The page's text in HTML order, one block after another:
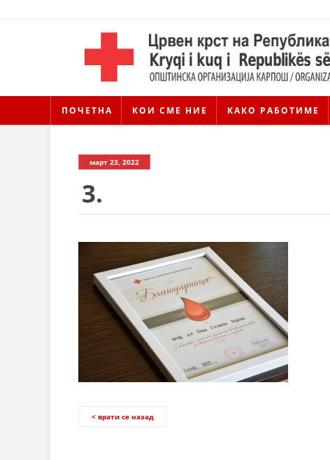
ПОЧЕТНА КОИ СМЕ НИЕ КАКО РАБОТИМЕ
март 23, 2022
3.
< врати се назад